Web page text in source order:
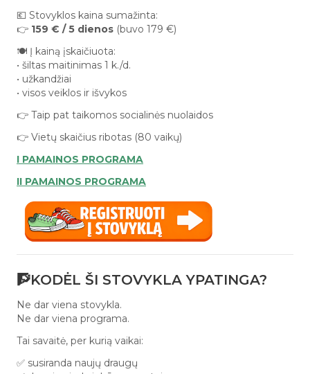
💶 Stovyklos kaina sumažinta:
👉 159 € / 5 dienos (buvo 179 €)
🍽️ Į kainą įskaičiuota:
• šiltas maitinimas 1 k./d.
• užkandžiai
• visos veiklos ir išvykos
👉 Taip pat taikomos socialinės nuolaidos
👉 Vietų skaičius ribotas (80 vaikų)
I PAMAINOS PROGRAMA
II PAMAINOS PROGRAMA
🧗KODĖL ŠI STOVYKLA YPATINGA?
Ne dar viena stovykla.
Ne dar viena programa.
Tai savaitė, per kurią vaikai:
✅ susiranda naujų draugų